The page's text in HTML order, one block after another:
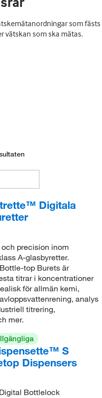
som fästs
vätskan som ska mätas.
Digitala
precision inom
A-glasbyretter.
top Burets är
titrar i koncentrationer
för allmän kemi,
analys
titrering,
mer.
S
Dispensers
Bottlelock